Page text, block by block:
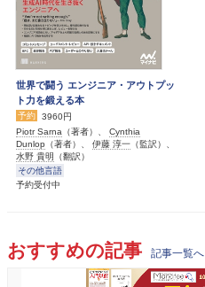
世界で闘う エンジニア・アウトプッ
ト力を鍛える本
予約
3960円
Piotr Sarna （著者）、 Cynthia
Dunlop （著者）、 伊藤 淳一 （監訳）、
水野 貴明 （翻訳）
その他言語
予約受付中
おすすめの記事 記事一覧へ